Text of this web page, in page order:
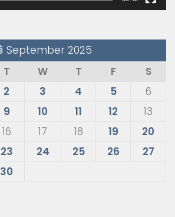
September 2025
T W T F
S
2 3 4 5
6
9 10 11 12
13
16 17 18 19
20
23 24 25 26
27
30